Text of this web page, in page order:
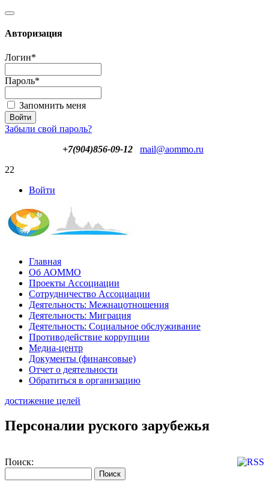
Авторизация
Логин*
Пароль*
Запомнить меня
Забыли свой пароль?
+7(904)856-09-12
mail@aommo.ru
22
Войти
Главная
Об АОММО
Проекты Ассоциации
Сотрудничество Ассоциации
Деятельность: Межнацотношения
Деятельность: Миграция
Деятельность: Социальное обслуживание
Противодействие коррупции
Медиа-центр
Документы (финансовые)
Отчет о деятельности
Обратиться в организацию
достижение целей
Персоналии руского зарубежья
Поиск: